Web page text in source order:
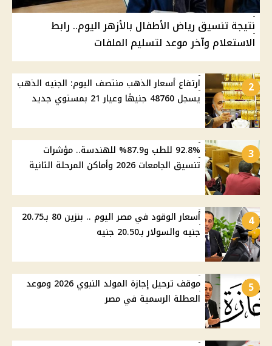
نتيجة تنسيق رياض الأطفال بالأزهر اليوم.. رابط
الاستعلام وآخر موعد لتسليم الملفات
2
ارتفاع أسعار الذهب منتصف اليوم: الجنيه الذهب
يسجل 48760 جنيهًا وعيار 21 بمستوي جديد
3
92.8% للطب و87.9% للهندسة.. مؤشرات
تنسيق الجامعات 2026 وأماكن المرحلة الثانية
4
أسعار الوقود في مصر اليوم .. بنزين 80 بـ20.75
جنيه والسولار بـ20.50 جنيه
5
موقف ترحيل إجازة المولد النبوي 2026 وموعد
العطلة الرسمية في مصر